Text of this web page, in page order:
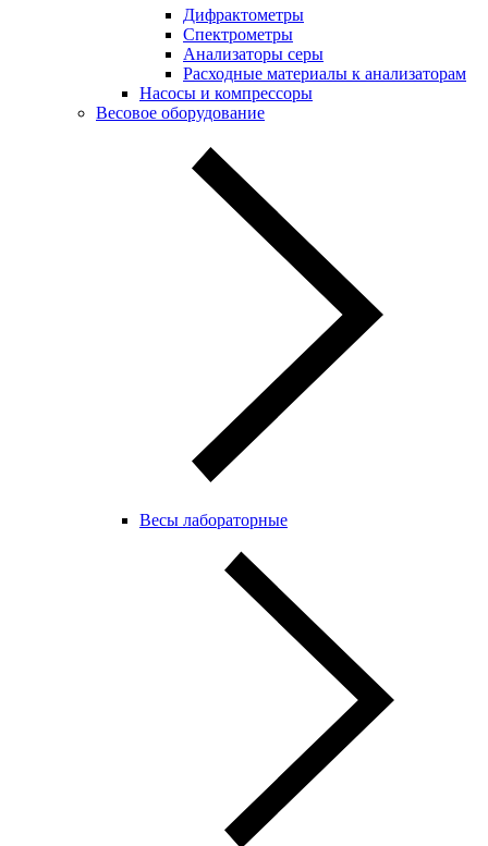
Дифрактометры
Спектрометры
Анализаторы серы
Расходные материалы к анализаторам
Насосы и компрессоры
Весовое оборудование
Весы лабораторные